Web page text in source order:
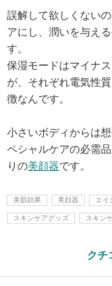
誤解して欲しくない
アにし、潤いを与え
す。
保湿モードはマイナ
が、それぞれ電気性
徴なんです。
小さいボディからは
ペシャルケアの必需
りの美顔器です。
美肌効果 美顔器 エイ
スキンケアグッズ スキン
クチ